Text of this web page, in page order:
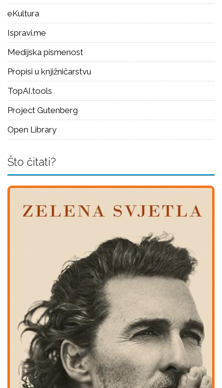
eKultura
Ispravi.me
Medijska pismenost
Propisi u knjižničarstvu
TopAI.tools
Project Gutenberg
Open Library
Što čitati?